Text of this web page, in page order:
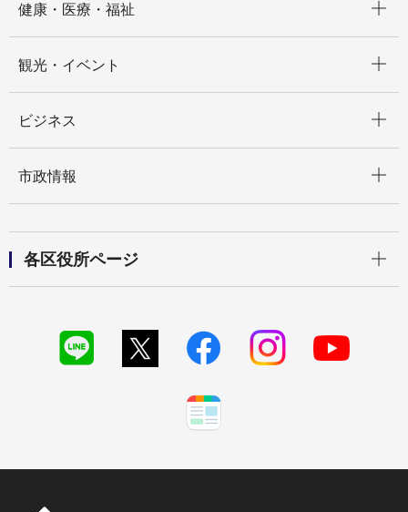
健康・医療・福祉
観光・イベント
ビジネス
市政情報
各区役所ページ